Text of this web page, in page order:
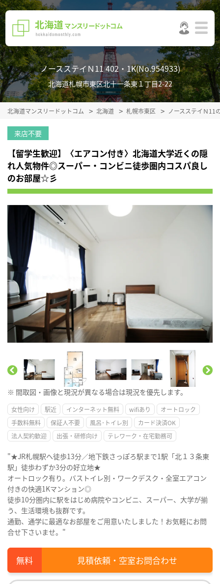
ノースステイＮ11 402・1K(No.954933)
北海道札幌市東区北十一条東１丁目2-22
北海道マンスリードットコム 北海道 札幌市東区 ノースステイＮ11
来店不要
【留学生歓迎】〈エアコン付き〉北海道大学近くの隠
れ人気物件◎スーパー・コンビニ徒歩圏内コスパ良し
のお部屋☆彡
※ 間取図・画像と現況が異なる場合は現況を優先します。
女性向け 駅近 インターネット無料 wifiあり
オートロック
手数料無料
保証人不要 風呂･トイレ別
カード決済OK
法人契約歓迎
出張・研修向け テレワーク・在宅勤務可
"★JR札幌駅へ徒歩13分／地下鉄さっぽろ駅まで1駅「北１３条東
駅」徒歩わずか3分の好立地★
オートロック有り。バストイレ別・ワークデスク・全室エアコン
付きの快適1Kマンション◎
徒歩10分圏内に駅をはじめ病院やコンビニ、スーパー、大学が揃
う、生活環境も抜群です。
通勤、通学に最適なお部屋をご用意いたしました！お気軽にお問
合せ下さいませ。"
見積依頼・空室お問合わせ